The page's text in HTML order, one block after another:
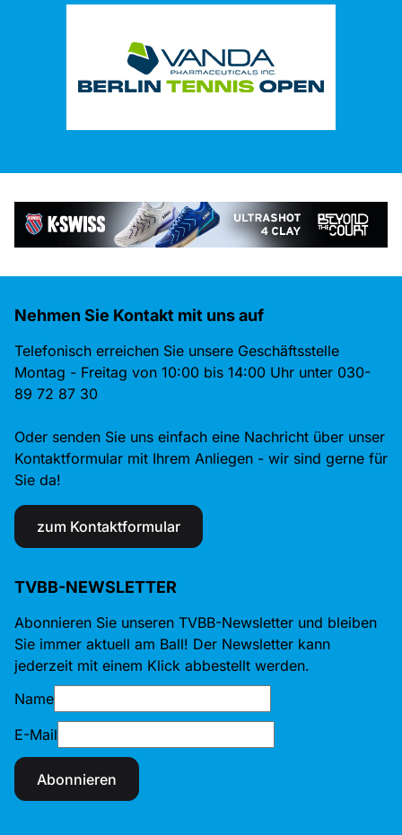
Nehmen Sie Kontakt mit uns auf
Telefonisch erreichen Sie unsere Geschäftsstelle
Montag - Freitag von 10:00 bis 14:00 Uhr unter 030-
89 72 87 30
Oder senden Sie uns einfach eine Nachricht über unser
Kontaktformular mit Ihrem Anliegen - wir sind gerne für
Sie da!
zum Kontaktformular
TVBB-NEWSLETTER
Abonnieren Sie unseren TVBB-Newsletter und bleiben
Sie immer aktuell am Ball! Der Newsletter kann
jederzeit mit einem Klick abbestellt werden.
Name
E-Mail
Abonnieren